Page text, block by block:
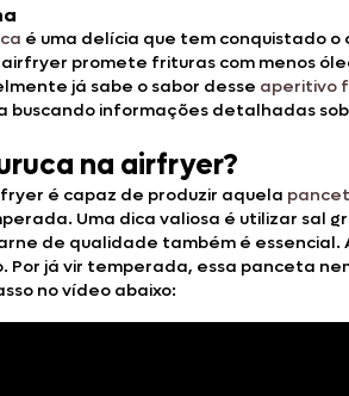
é uma delícia que tem conquistado
promete frituras com menos
já sabe o sabor desse aperitivo
buscando informações detalhadas
na airfryer?
é capaz de produzir aquela
Uma dica valiosa é utilizar sal
de qualidade também é essencial.
Por já vir temperada, essa panceta
no vídeo abaixo: